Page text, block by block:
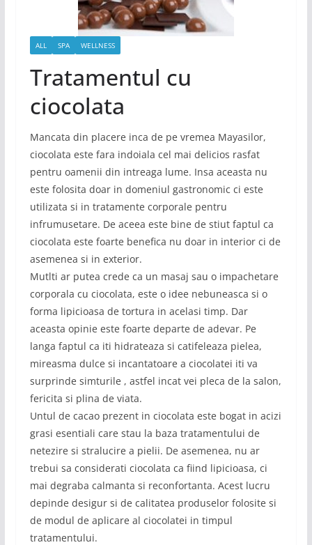
ALL SPA WELLNESS
Tratamentul cu
ciocolata
Mancata din placere inca de pe vremea Mayasilor,
ciocolata este fara indoiala cel mai delicios rasfat
pentru oamenii din intreaga lume. Insa aceasta nu
este folosita doar in domeniul gastronomic ci este
utilizata si in tratamente corporale pentru
infrumusetare. De aceea este bine de stiut faptul ca
ciocolata este foarte benefica nu doar in interior ci de
asemenea si in exterior.
Mutlti ar putea crede ca un masaj sau o impachetare
corporala cu ciocolata, este o idee nebuneasca si o
forma lipicioasa de tortura in acelasi timp. Dar
aceasta opinie este foarte departe de adevar. Pe
langa faptul ca iti hidrateaza si catifeleaza pielea,
mireasma dulce si incantatoare a ciocolatei iti va
surprinde simturile , astfel incat vei pleca de la salon,
fericita si plina de viata.
Untul de cacao prezent in ciocolata este bogat in acizi
grasi esentiali care stau la baza tratamentului de
netezire si stralucire a pielii. De asemenea, nu ar
trebui sa considerati ciocolata ca fiind lipicioasa, ci
mai degraba calmanta si reconfortanta. Acest lucru
depinde desigur si de calitatea produselor folosite si
de modul de aplicare al ciocolatei in timpul
tratamentului.